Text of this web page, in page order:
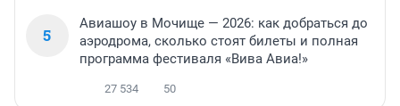
5
Авиашоу в Мочище — 2026: как добраться до
аэродрома, сколько стоят билеты и полная
программа фестиваля «Вива Авиа!»
27 534 50